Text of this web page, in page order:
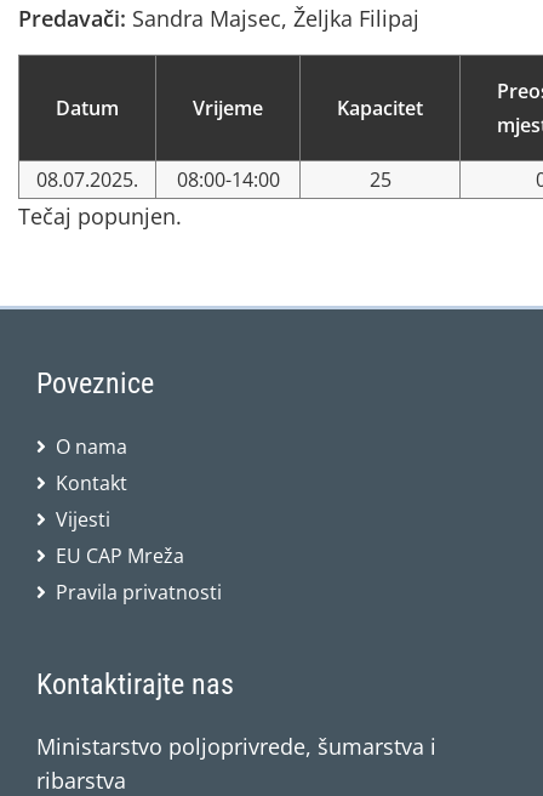
Predavači: Sandra Majsec, Željka Filipaj
Datum Vrijeme Kapacitet
08.07.2025. 08:00-14:00 25
Tečaj popunjen.
Poveznice
O nama
Kontakt
Vijesti
EU CAP Mreža
Pravila privatnosti
Kontaktirajte nas
Ministarstvo poljoprivrede, šumarstva i
ribarstva